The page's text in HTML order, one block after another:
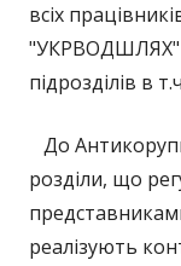
всіх
"УКРВОДШЛЯХ"
підрозділів в
До
розділи, що
реалізують